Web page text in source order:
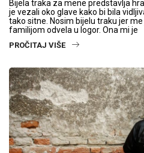
Bijela traka za mene predstavlja
je vezali oko glave kako bi bila
tako sitne. Nosim bijelu traku jer
familijom odvela u logor. Ona mi je
PROČITAJ VIŠE